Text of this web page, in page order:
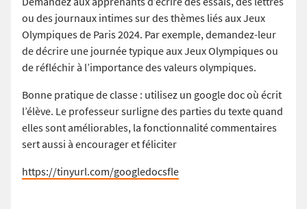
ou des journaux intimes sur des thèmes liés aux Jeux
Olympiques de Paris 2024. Par exemple, demandez-leur
de décrire une journée typique aux Jeux Olympiques ou
de réfléchir à l’importance des valeurs olympiques.
Bonne pratique de classe : utilisez un google doc où écrit
l’élève. Le professeur surligne des parties du texte quand
elles sont améliorables, la fonctionnalité commentaires
sert aussi à encourager et féliciter
https://tinyurl.com/googledocsfle